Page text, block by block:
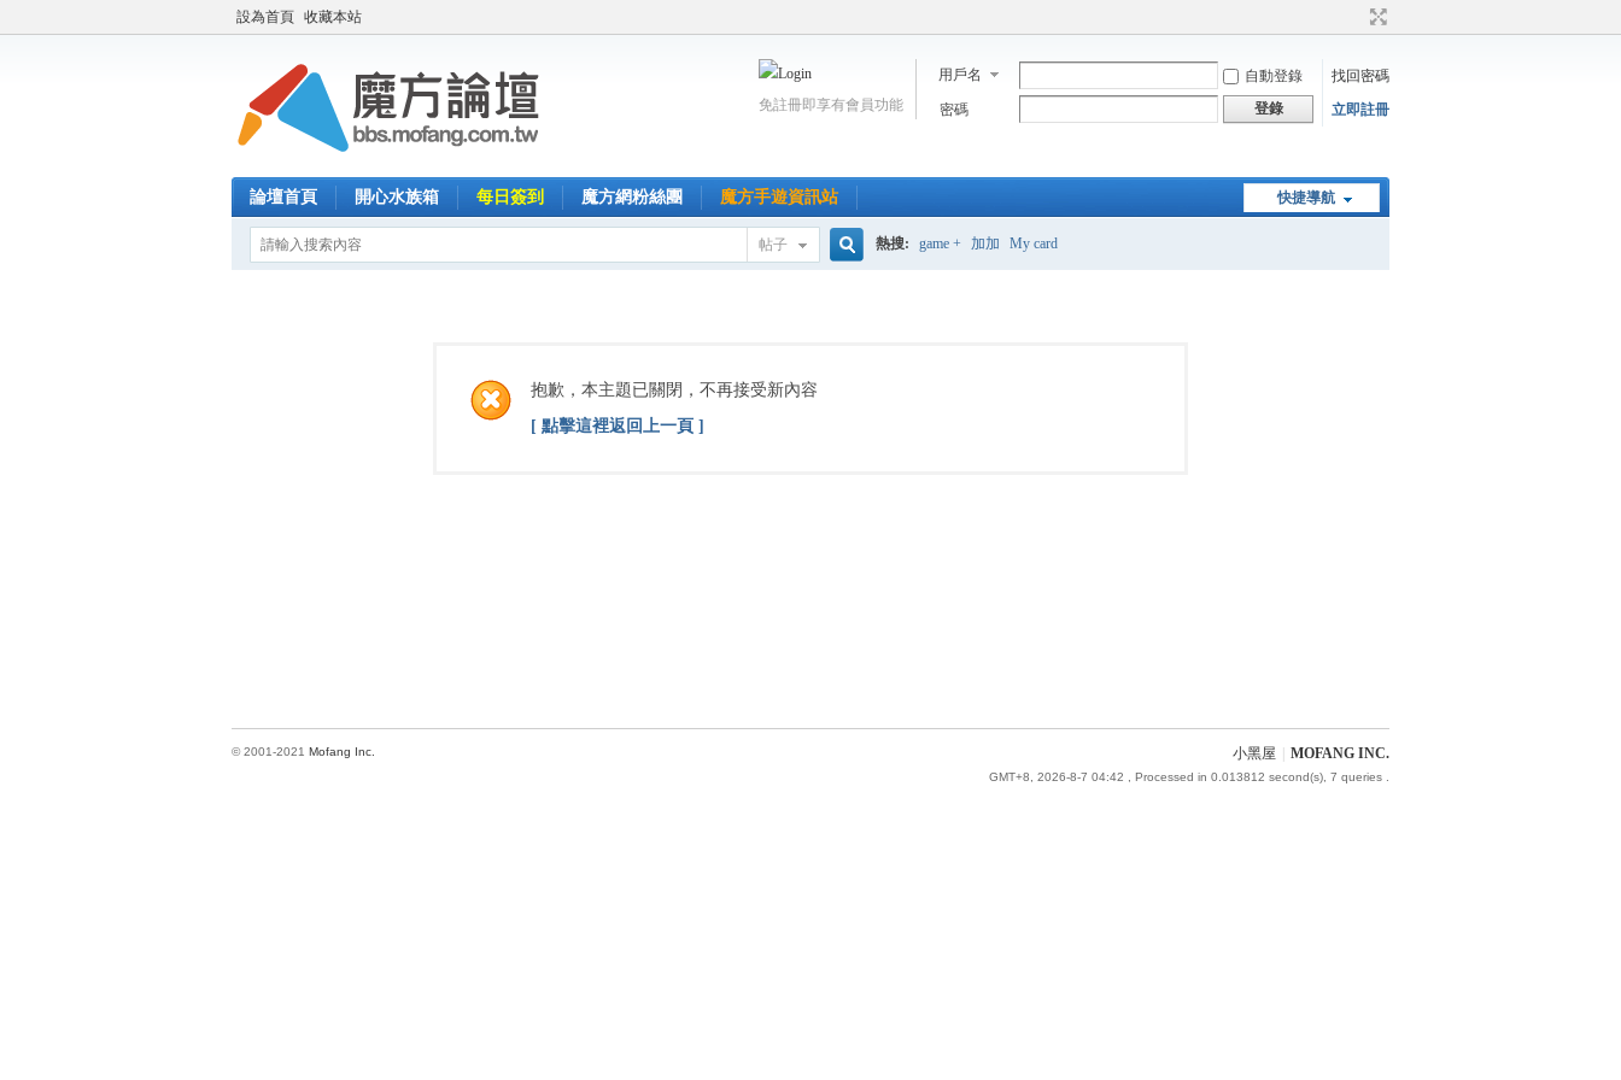
設為首頁 收藏本站
用戶名 自動登錄
找回密碼
密碼
登錄 立即註冊
免註冊即享有會員功能
快捷導航
論壇首頁 開心水族箱 每日簽到 魔方網粉絲團 魔方手遊資訊站
帖子 熱搜: game + 加加 My card
抱歉，本主題已關閉，不再接受新內容
[ 點擊這裡返回上一頁 ]
小黑屋 MOFANG INC.
GMT+8, 2026-8-7 04:42 , Processed in 0.013812 second(s), 7 queries .
© 2001-2021 Mofang Inc.